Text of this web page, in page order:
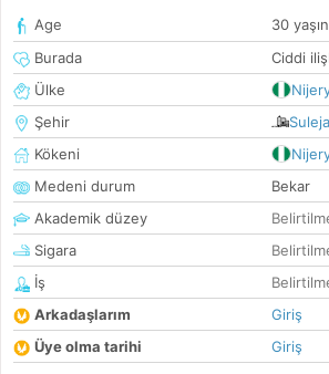
Age
30
Burada
Ciddi
Ülke
Şehir
Suleja
Kökeni
Medeni durum
Bekar
Akademik düzey
Sigara
İş
Arkadaşlarım
Giriş
Üye olma tarihi
Giriş